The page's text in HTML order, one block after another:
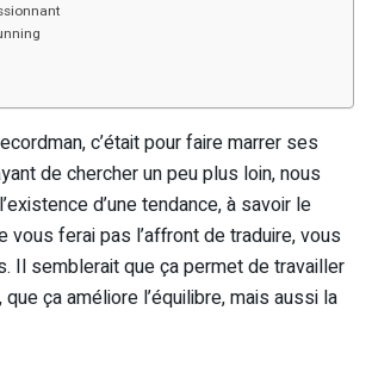
c’était pour faire marrer ses
de chercher un peu plus loin, nous
d’une tendance, à savoir le
vous ferai pas l’affront de traduire, vous
Il semblerait que ça permet de travailler
ça améliore l’équilibre, mais aussi la